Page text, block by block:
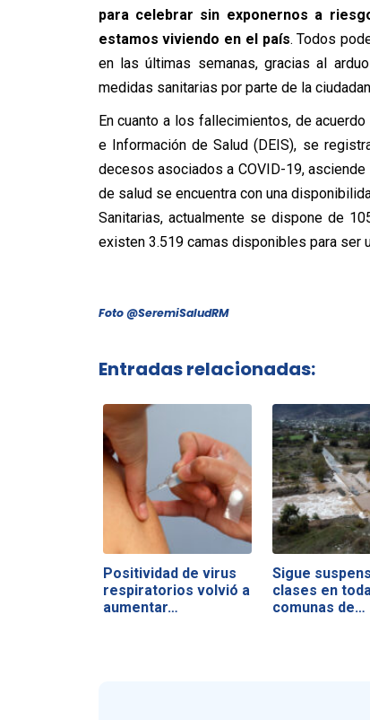
para celebrar sin exponernos a
estamos viviendo en el país. Todos
en las últimas semanas, gracias al
medidas sanitarias por parte de la
En cuanto a los fallecimientos, de
e Información de Salud (DEIS), se
decesos asociados a COVID-19,
de salud se encuentra con una
Sanitarias, actualmente se dispone de
existen 3.519 camas disponibles para ser
Foto @SeremiSaludRM
Entradas relacionadas:
Positividad de virus
respiratorios volvió a
aumentar…
Sigue
clases en
comunas de…